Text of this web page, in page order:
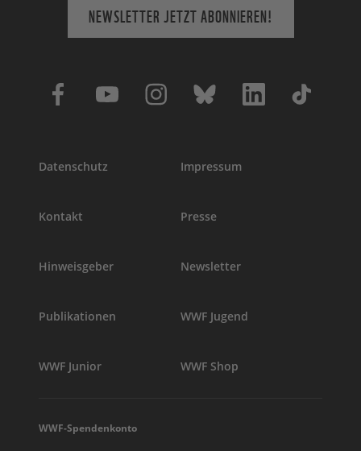
NEWSLETTER JETZT ABONNIEREN!
Datenschutz Impressum
Kontakt Presse
Hinweisgeber Newsletter
Publikationen WWF Jugend
WWF Junior WWF Shop
WWF-Spendenkonto